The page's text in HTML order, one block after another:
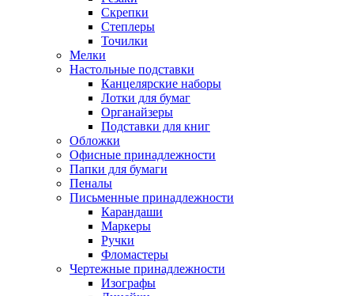
Скрепки
Степлеры
Точилки
Мелки
Настольные подставки
Канцелярские наборы
Лотки для бумаг
Органайзеры
Подставки для книг
Обложки
Офисные принадлежности
Папки для бумаги
Пеналы
Письменные принадлежности
Карандаши
Маркеры
Ручки
Фломастеры
Чертежные принадлежности
Изографы